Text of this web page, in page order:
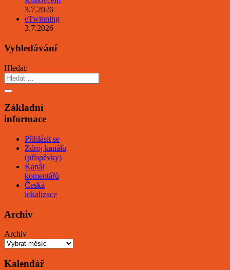
3.7.2026
eTwinning
3.7.2026
Vyhledávání
Hledat:
Základní
informace
Přihlásit se
Zdroj kanálů
(příspěvky)
Kanál
komentářů
Česká
lokalizace
Archiv
Archiv
Kalendář